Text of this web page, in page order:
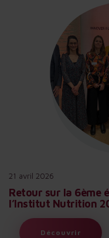
21 avril 2026
Retour sur la 6ème
l’Institut Nutrition
Découvrir